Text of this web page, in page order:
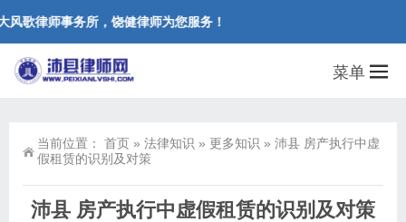
歌律师事务所，饶健律师为您服务！
菜单
当前位置： 首页 » 法律知识 » 更多知识 » 沛县 房产执行中虚
假租赁的识别及对策
沛县 房产执行中虚假租赁的识别及对策